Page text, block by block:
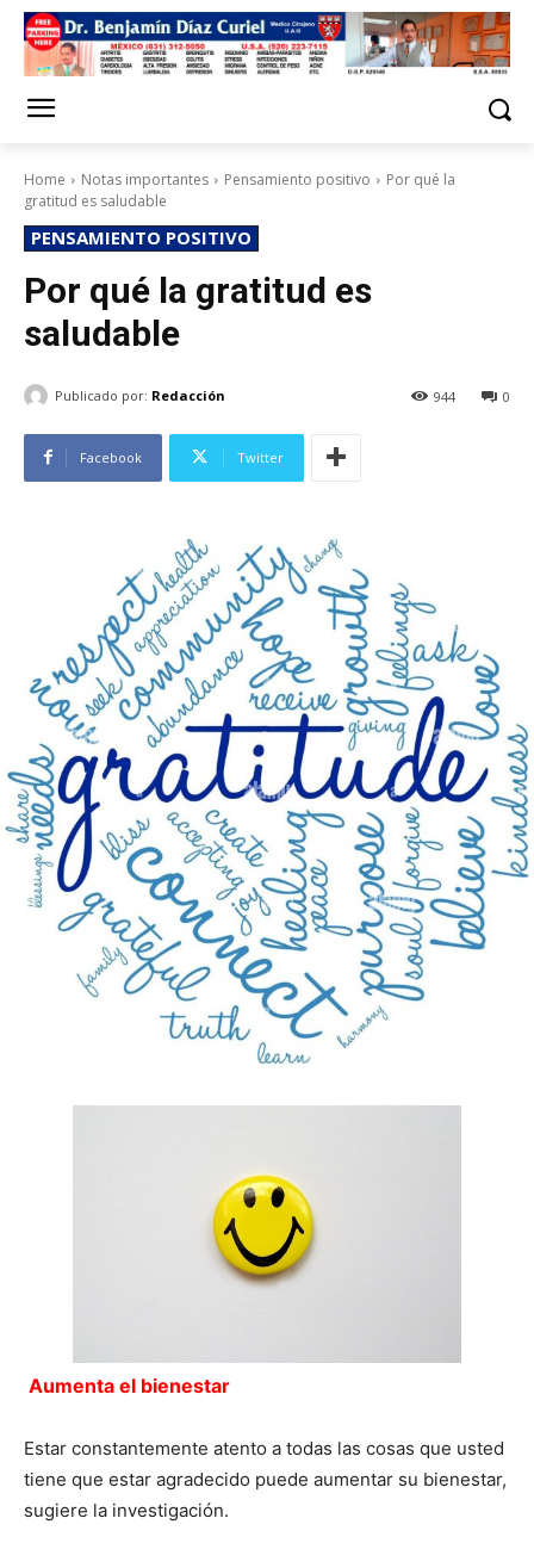
Home Notas importantes Pensamiento positivo
Por qué la
gratitud es saludable
PENSAMIENTO POSITIVO
Por qué la gratitud es
saludable
Publicado por: Redacción 0
944
Facebook Twitter
Aumenta el bienestar
Estar constantemente atento a todas las cosas que usted
tiene que estar agradecido puede aumentar su bienestar,
sugiere la investigación.